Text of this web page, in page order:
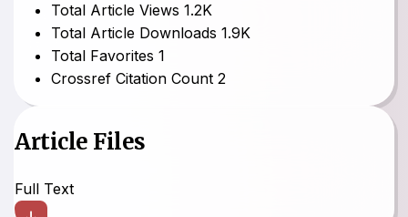
Total Article Views 1.2K
Total Article Downloads 1.9K
Total Favorites 1
Crossref Citation Count 2
Article Files
Full Text